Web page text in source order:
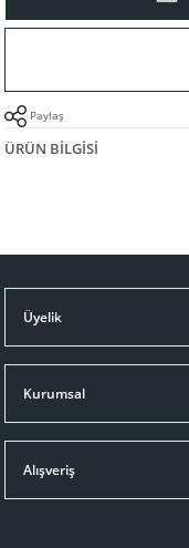
Paylaş
ÜRÜN BILGISI
Üyelik
Kurumsal
Alışveriş